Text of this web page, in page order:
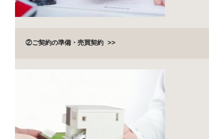
②ご契約の準備・売買契約 >>